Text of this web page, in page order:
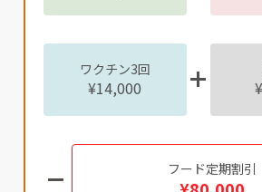
ワクチン3回
¥14,000
フード定期割引